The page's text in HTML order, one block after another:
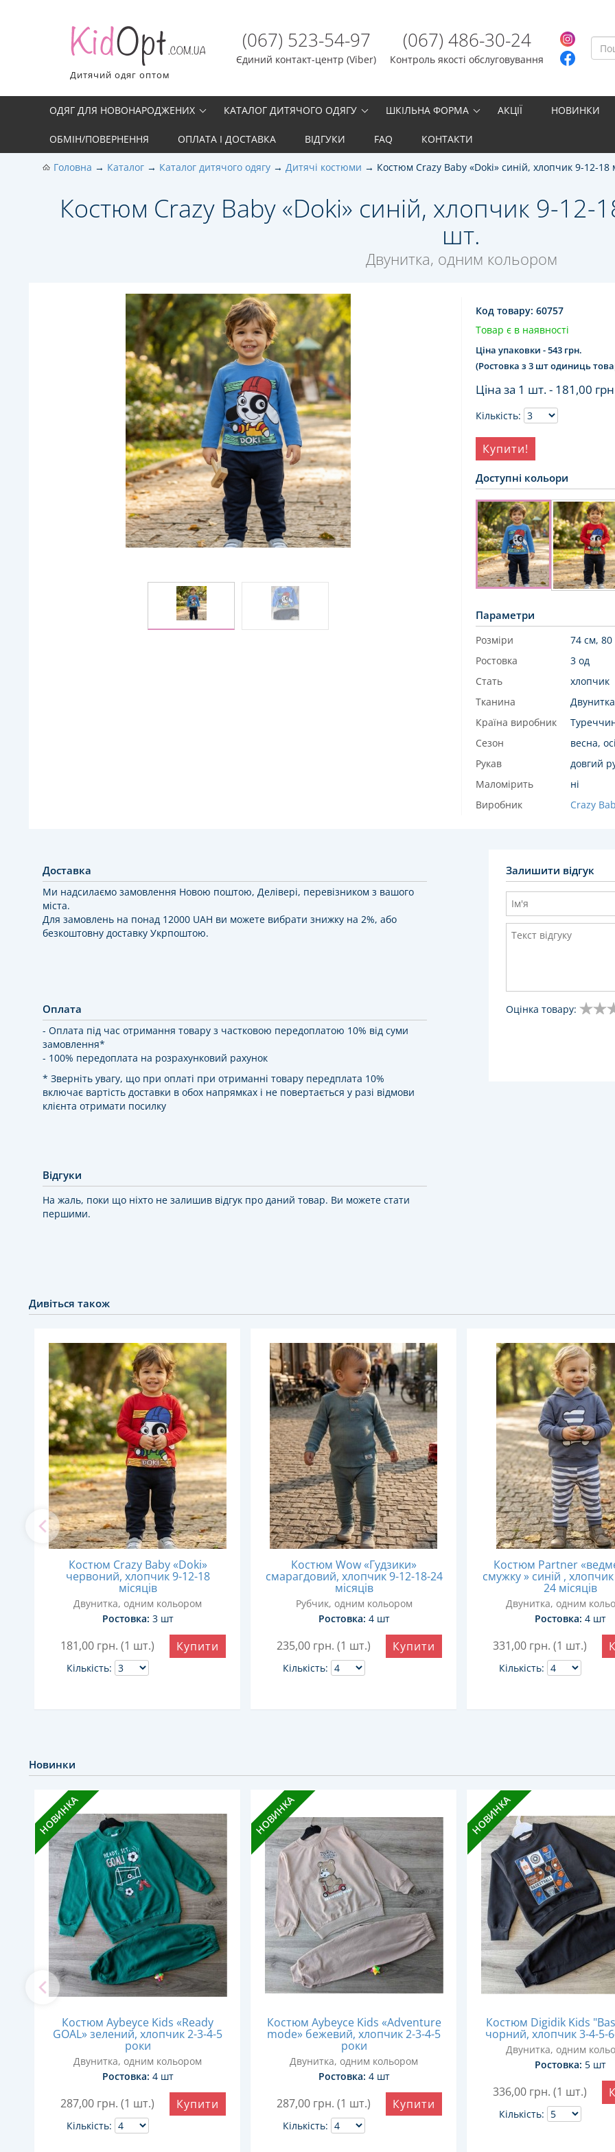
Дитячий одяг оптом
(067) 523-54-97
Єдиний контакт-центр (Viber)
(067) 486-30-24
Контроль якості обслуговування
ОДЯГ ДЛЯ НОВОНАРОДЖЕНИХ КАТАЛОГ ДИТЯЧОГО ОДЯГУ ШКІЛЬНА ФОРМА АКЦІЇ НОВИНКИ
ОБМІН/ПОВЕРНЕННЯ ОПЛАТА І ДОСТАВКА ВІДГУКИ FAQ КОНТАКТИ
Головна Каталог Каталог дитячого одягу Дитячі костюми Костюм Crazy Baby «Doki» синій, хлопчик 9-12-18
Костюм Crazy Baby «Doki» синій, хлопчик 9-12-
шт.
Двунитка, одним кольором
Код товару: 60757
Товар є в наявності
Ціна упаковки - 543 грн.
(Ростовка з 3 шт одиниць
Ціна за 1 шт. - 181,00
Кількість:
Купити!
Доступні кольори
Параметри
Розміри 74 см,
Ростовка
3 од
Стать
хлопчик
Тканина
Двунитка
Країна виробник
Сезон
весна,
Рукав
довгий
Маломірить
ні
Виробник
Crazy
Доставка
Ми надсилаємо замовлення Новою поштою, Делівері, перевізником з вашого
міста.
Для замовлень на понад 12000 UAH ви можете вибрати знижку на 2%, або
безкоштовну доставку Укрпоштою.
Оплата
- Оплата під час отримання товару з частковою передоплатою 10% від суми
замовлення*
- 100% передоплата на розрахунковий рахунок
* Зверніть увагу, що при оплаті при отриманні товару передплата 10%
включає вартість доставки в обох напрямках і не повертається у разі відмови
клієнта отримати посилку
Відгуки
На жаль, поки що ніхто не залишив відгук про даний товар. Ви можете стати
першими.
Залишити відгук
Оцінка товару:
Дивіться також
Костюм Crazy Baby «Doki»
червоний, хлопчик 9-12-18
місяців
Двунитка, одним кольором
Ростовка: 3 шт
181,00 грн. (1 шт.)
Кількість:
Купити
Костюм Wow «Гудзики»
смарагдовий, хлопчик 9-12-18-24
місяців
Рубчик, одним кольором
Ростовка: 4 шт
235,00 грн. (1 шт.)
Кількість:
Купити
Костюм Partner
смужку » синій ,
24 місяців
Двунитка, одним
Ростовка: 4 шт
331,00 грн. (1 шт.)
Кількість:
Новинки
НОВИНКА
Костюм Aybeyce Kids «Ready
GOAL» зелений, хлопчик 2-3-4-5
роки
Двунитка, одним кольором
Ростовка: 4 шт
287,00 грн. (1 шт.)
Кількість:
Купити
НОВИНКА
Костюм Aybeyce Kids «Adventure
mode» бежевий, хлопчик 2-3-4-5
роки
Двунитка, одним кольором
Ростовка: 4 шт
287,00 грн. (1 шт.)
Кількість:
Купити
НОВИНКА
Костюм Digidik Kids
чорний, хлопчик 3-4-5-
Двунитка, одним
Ростовка: 5 шт
336,00 грн. (1 шт.)
Кількість: